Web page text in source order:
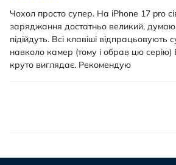
Чохол просто супер. На iPhone 17 pro
заряджання достатньо великий,
підійдуть. Всі клавіші відпрацьовують
навколо камер (тому і обрав цю серію)
круто виглядає. Рекомендую